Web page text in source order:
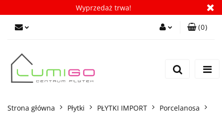
Wyprzedaż trwa!
(0)
Strona główna Płytki PŁYTKI IMPORT Porcelanosa